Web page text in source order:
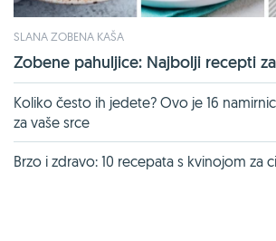
SLANA ZOBENA KAŠA
Zobene pahuljice: Najbolji recepti
Koliko često ih jedete? Ovo je 16
za vaše srce
Brzo i zdravo: 10 recepata s kvinojom za